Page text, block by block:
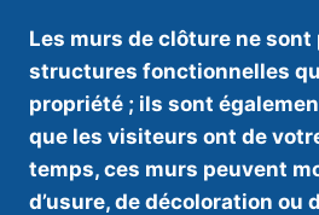
Les murs de clôture ne
structures fonctionnelles
propriété ; ils sont
que les visiteurs ont de
temps, ces murs peuvent
d’usure, de décoloration ou